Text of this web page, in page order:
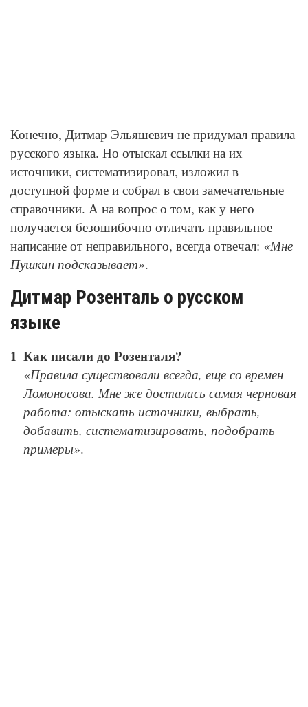
Конечно, Дитмар Эльяшевич не придумал правила
русского языка. Но отыскал ссылки на их
источники, систематизировал, изложил в
доступной форме и собрал в свои замечательные
справочники. А на вопрос о том, как у него
получается безошибочно отличать правильное
написание от неправильного, всегда отвечал: «Мне
Пушкин подсказывает».
Дитмар Розенталь о русском
языке
Как писали до Розенталя?
«Правила существовали всегда, еще со времен
Ломоносова. Мне же досталась самая черновая
работа: отыскать источники, выбрать,
добавить, систематизировать, подобрать
примеры».